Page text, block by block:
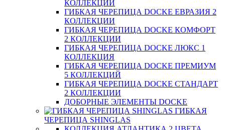
КОЛЛЕКЦИЙ
ГИБКАЯ ЧЕРЕПИЦА DOCKE ЕВРАЗИЯ 2
КОЛЛЕКЦИИ
ГИБКАЯ ЧЕРЕПИЦА DOCKE КОМФОРТ
2 КОЛЛЕКЦИИ
ГИБКАЯ ЧЕРЕПИЦА DOCKE ЛЮКС 1
КОЛЛЕКЦИЯ
ГИБКАЯ ЧЕРЕПИЦА DOCKE ПРЕМИУМ
5 КОЛЛЕКЦИЙ
ГИБКАЯ ЧЕРЕПИЦА DOCKE СТАНДАРТ
2 КОЛЛЕКЦИИ
ДОБОРНЫЕ ЭЛЕМЕНТЫ DOCKE
ГИБКАЯ
ЧЕРЕПИЦА SHINGLAS